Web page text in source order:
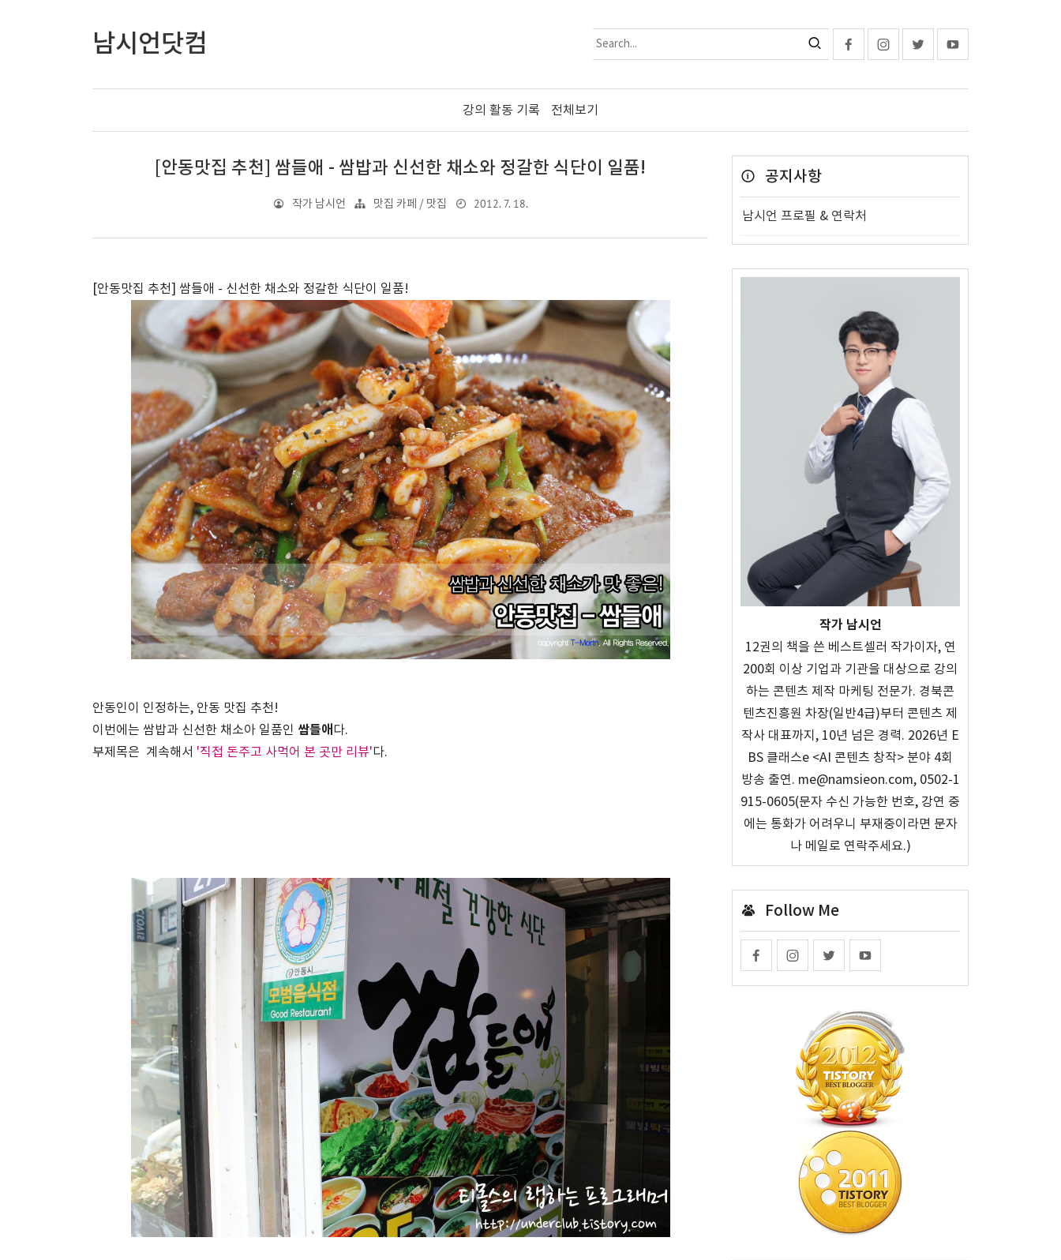
남시언닷컴
강의 활동 기록 전체보기
[안동맛집 추천] 쌈들애 - 쌈밥과 신선한 채소와 정갈한 식단이 일품!
작가 남시언 맛집 카페 / 맛집 2012. 7. 18.
[안동맛집 추천] 쌈들애 - 신선한 채소와 정갈한 식단이 일품!
안동인이 인정하는, 안동 맛집 추천!
이번에는 쌈밥과 신선한 채소아 일품인 쌈들애 다.
부제목은 계속해서 '직접 돈주고 사먹어 본 곳만 리뷰'다.
공지사항
남시언 프로필 & 연락처
작가 남시언
12권의 책을 쓴 베스트셀러 작가이자, 연
200회 이상 기업과 기관을 대상으로 강의
하는 콘텐츠 제작 마케팅 전문가. 경북콘
텐츠진흥원 차장(일반4급)부터 콘텐츠 제
작사 대표까지, 10년 넘은 경력. 2026년 E
BS 클래스e <AI 콘텐츠 창작> 분야 4회
방송 출연. me@namsieon.com, 0502-1
915-0605(문자 수신 가능한 번호, 강연 중
에는 통화가 어려우니 부재중이라면 문자
나 메일로 연락주세요.)
Follow Me